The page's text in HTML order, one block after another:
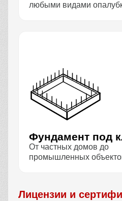
любыми видами
Фундамент под
От частных домов до
промышленных
Лицензии и